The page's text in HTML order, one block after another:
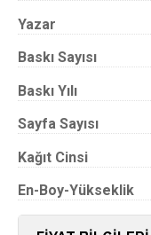
Yazar
Baskı Sayısı
Baskı Yılı
Sayfa Sayısı
Kağıt Cinsi
En-Boy-Yükseklik